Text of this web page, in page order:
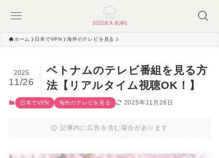
ホーム 日本でVPN 海外のテレビを見る
ベトナムのテレビ番組を見る方
法【リアルタイム視聴OK！】
2025
11/26
日本でVPN 海外のテレビを見る 2025年11月26日
記事内に広告を含む場合があります